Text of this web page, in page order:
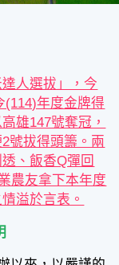
人選拔」，今
(114)年度金牌得
雄147號奪冠，
號拔得頭籌。兩
、飯香Q彈回
農友拿下本年度
溢於言表。